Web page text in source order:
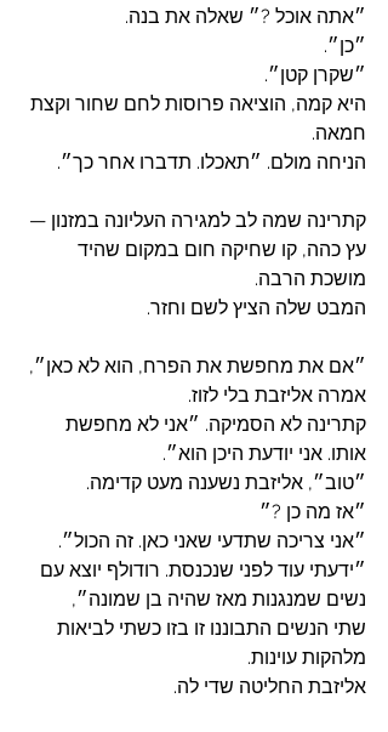
״אתה אוכל ?״ שאלה את בנה.
״כן״.
״שקרן קטן״.
היא קמה, הוציאה פרוסות לחם שחור וקצת
חמאה.
הניחה מולם. ״תאכלו. תדברו אחר כך״.
קתרינה שמה לב למגירה העליונה במזנון —
עץ כהה, קו שחיקה חום במקום שהיד
מושכת הרבה.
המבט שלה הציץ לשם וחזר.
״אם את מחפשת את הפרח, הוא לא כאן״,
אמרה אליזבת בלי לזוז.
קתרינה לא הסמיקה. ״אני לא מחפשת
אותו. אני יודעת היכן הוא״.
״טוב״, אליזבת נשענה מעט קדימה.
״אז מה כן ?״
״אני צריכה שתדעי שאני כאן. זה הכול״.
״ידעתי עוד לפני שנכנסת. רודולף יוצא עם
נשים שמנגנות מאז שהיה בן שמונה״,
שתי הנשים התבוננו זו בזו כשתי לביאות
מלהקות עוינות.
אליזבת החליטה שדי לה.